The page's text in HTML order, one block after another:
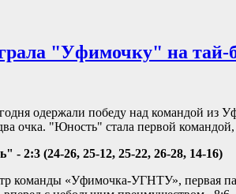
"Уфимочку" на тай-
одержали победу над командой из
очка. "Юность" стала первой
2:3 (24-26, 25-12, 25-22, 26-28, 14-16)
команды «Уфимочка-УГНТУ», первая